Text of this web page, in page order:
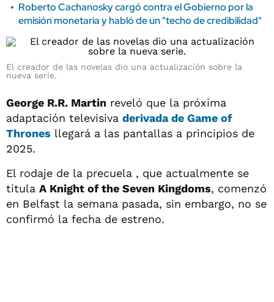
Roberto Cachanosky cargó contra el Gobierno por la
emisión monetaria y habló de un "techo de credibilidad"
El creador de las novelas dio una actualización sobre la
nueva serie.
George R.R. Martin reveló que la próxima
adaptación televisiva derivada de Game of
Thrones llegará a las pantallas a principios de
2025.
El rodaje de la precuela , que actualmente se
titula A Knight of the Seven Kingdoms, comenzó
en Belfast la semana pasada, sin embargo, no se
confirmó la fecha de estreno.